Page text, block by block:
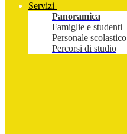
Servizi
Panoramica
Famiglie e studenti
Personale scolastico
Percorsi di studio